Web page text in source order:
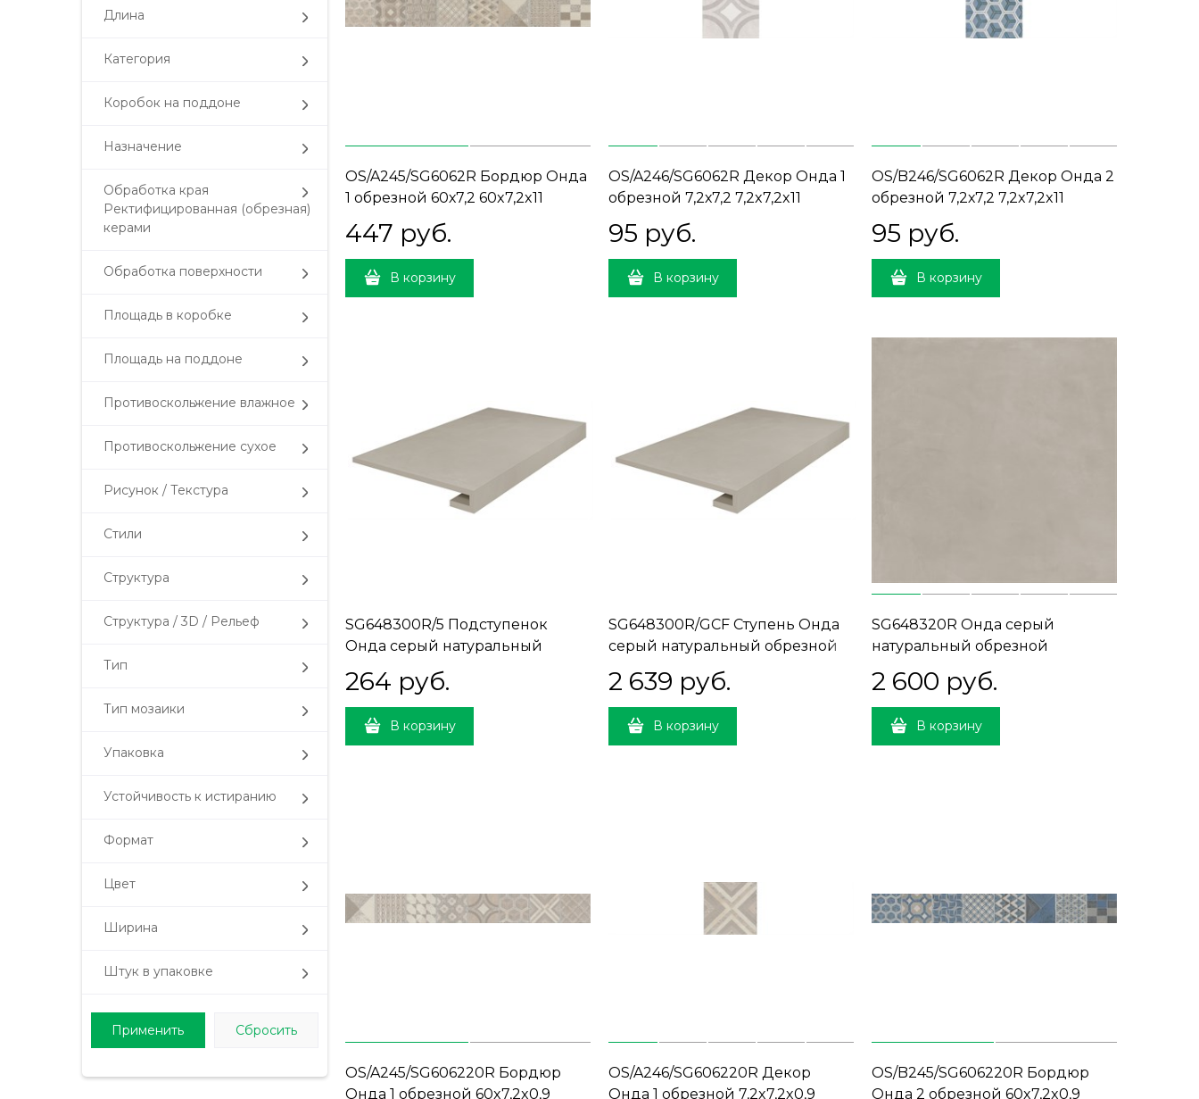
Длина
Категория
Коробок на поддоне
Назначение
Обработка края
Ректифицированная (обрезная)
керами
Обработка поверхности
Площадь в коробке
Площадь на поддоне
Противоскольжение влажное
Противоскольжение сухое
Рисунок / Текстура
Стили
Структура
Структура / 3D / Рельеф
Тип
Тип мозаики
Упаковка
Устойчивость к истиранию
Формат
Цвет
Ширина
Штук в упаковке
OS/A245/SG6062R Бордюр Онда
1 обрезной 60х7,2 60x7,2x11
447 руб.
В корзину
OS/A246/SG6062R Декор Онда 1
обрезной 7,2х7,2 7,2x7,2x11
95 руб.
В корзину
OS/B246/SG6062R Декор Онда 2
обрезной 7,2х7,2 7,2x7,2x11
95 руб.
В корзину
SG648300R/5 Подступенок
Онда серый натуральный
обрезной 60х10,7 60x10,7x11
264 руб.
В корзину
SG648300R/GCF Ступень Онда
серый натуральный обрезной
2 639 руб.
В корзину
SG648320R Онда серый
натуральный обрезной
2 600 руб.
В корзину
OS/A245/SG606220R Бордюр
Онда 1 обрезной 60x7,2x0,9
OS/A246/SG606220R Декор
Онда 1 обрезной 7,2x7,2x0,9
OS/B245/SG606220R Бордюр
Онда 2 обрезной 60x7,2x0,9